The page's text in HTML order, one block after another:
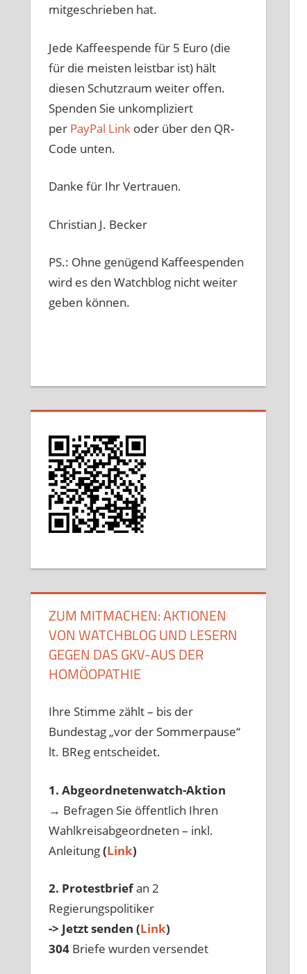
mitgeschrieben hat.
Jede Kaffeespende für 5 Euro (die
für die meisten leistbar ist) hält
diesen Schutzraum weiter offen.
Spenden Sie unkompliziert
per PayPal Linkoder über den QR-
Code unten.
Danke für Ihr Vertrauen.
Christian J. Becker
PS.: Ohne genügend Kaffeespenden
wird es den Watchblog nicht weiter
geben können.
ZUM MITMACHEN: AKTIONEN
VON WATCHBLOG UND LESERN
GEGEN DAS GKV-AUS DER
HOMÖOPATHIE
Ihre Stimme zählt – bis der
Bundestag „vor der Sommerpause“
lt. BReg entscheidet.
1. Abgeordnetenwatch-Aktion
→ Befragen Sie öffentlich Ihren
Wahlkreisabgeordneten – inkl.
Anleitung(Link)
2. Protestbriefan 2
Regierungspolitiker
-> Jetzt senden (Link)
304Briefe wurden versendet